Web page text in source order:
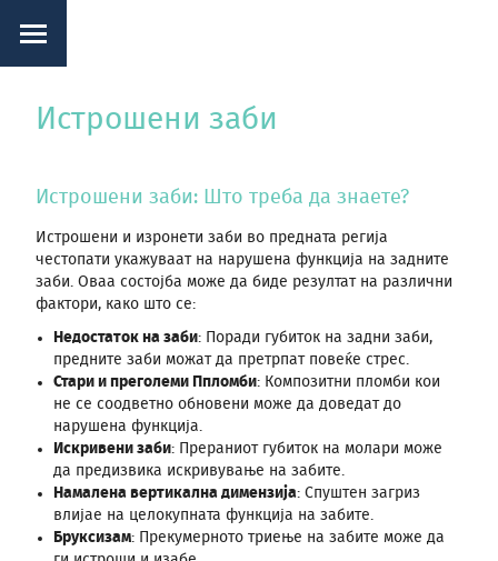
Истрошени заби
Истрошени заби: Што треба да знаете?
Истрошени и изронети заби во предната регија
честопати укажуваат на нарушена функција на задните
заби. Оваа состојба може да биде резултат на различни
фактори, како што се:
Недостаток на заби: Поради губиток на задни заби,
предните заби можат да претрпат повеќе стрес.
Стари и преголеми Ппломби: Композитни пломби кои
не се соодветно обновени може да доведат до
нарушена функција.
Искривени заби: Прераниот губиток на молари може
да предизвика искривување на забите.
Намалена вертикална димензија: Спуштен загриз
влијае на целокупната функција на забите.
Бруксизам: Прекумерното триење на забите може да